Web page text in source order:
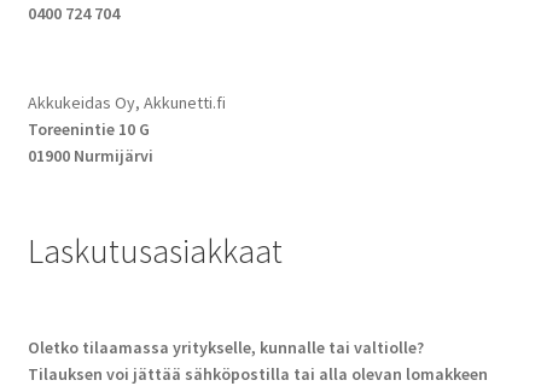
0400 724 704
Akkukeidas Oy, Akkunetti.fi
Toreenintie 10 G
01900 Nurmijärvi
Laskutusasiakkaat
Oletko tilaamassa yritykselle, kunnalle tai valtiolle?
Tilauksen voi jättää sähköpostilla tai alla olevan lomakkeen